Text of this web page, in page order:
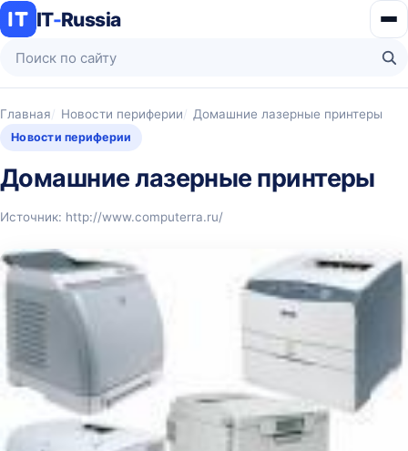
IT-Russia
Поиск по сайту
Главная Новости периферии Домашние лазерные принтеры
Новости периферии
Домашние лазерные принтеры
Источник: http://www.computerra.ru/